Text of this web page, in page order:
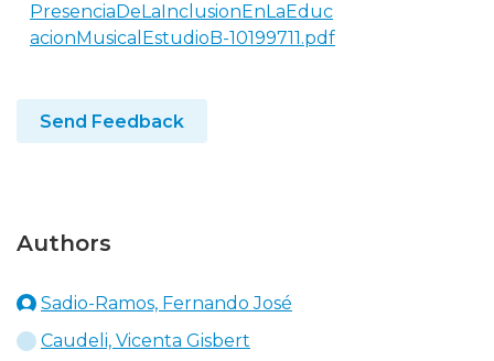
PresenciaDeLaInclusionEnLaEduc
acionMusicalEstudioB-10199711.pdf
Send Feedback
Authors
Sadio-Ramos, Fernando José
Caudeli, Vicenta Gisbert